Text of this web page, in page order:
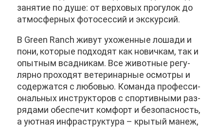
за­ня­тие по ду­ше: от вер­хо­вых про­гу­лок до
ат­мо­сфер­ных фо­то­сес­сий и экс­кур­сий.
В Green Ranch жи­вут ухо­жен­ные ло­ша­ди и
по­ни, ко­то­рые под­хо­дят как но­вич­кам, так и
опыт­ным всад­ни­кам. Все жи­вот­ные ре­гу­
ляр­но про­хо­дят ве­те­ри­нар­ные осмот­ры и
со­дер­жат­ся с лю­бо­вью. Ко­ман­да про­фес­си­
о­наль­ных ин­струк­то­ров с спор­тив­ны­ми раз­
ря­да­ми обес­пе­чит ком­форт и без­опас­ность,
а уют­ная ин­фра­струк­ту­ра – кры­тый ма­неж,